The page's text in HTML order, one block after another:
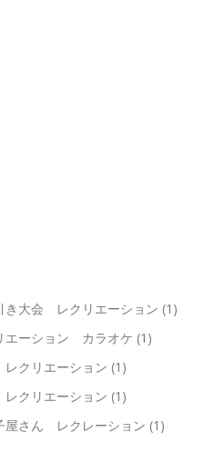
大会 レクリエーション (1)
ーション カラオケ (1)
クリエーション (1)
クリエーション (1)
さん レクレーション (1)